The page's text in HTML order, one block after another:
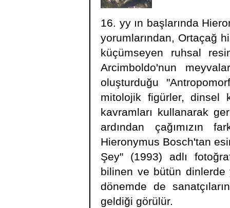
16. yy ın başlarında
yorumlarından, Ortaçağ
küçümseyen ruhsal
Arcimboldo'nun
oluşturduğu
mitolojik figürler, dinsel
kavramları kullanarak
ardından çağımızın
Hieronymus Bosch'tan
Şey" (1993) adlı
bilinen ve bütün dinlerde
dönemde de
geldiği görülür.